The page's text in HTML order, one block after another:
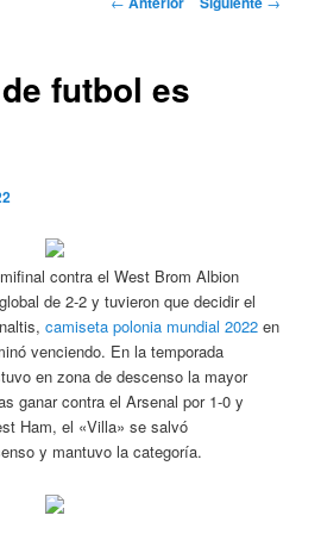
futbol es
contra el West Brom Albion
de 2-2 y tuvieron que decidir el
camiseta polonia mundial 2022 en
venciendo. En la temporada
en zona de descenso la mayor
ganar contra el Arsenal por 1-0 y
Ham, el «Villa» se salvó
y mantuvo la categoría.